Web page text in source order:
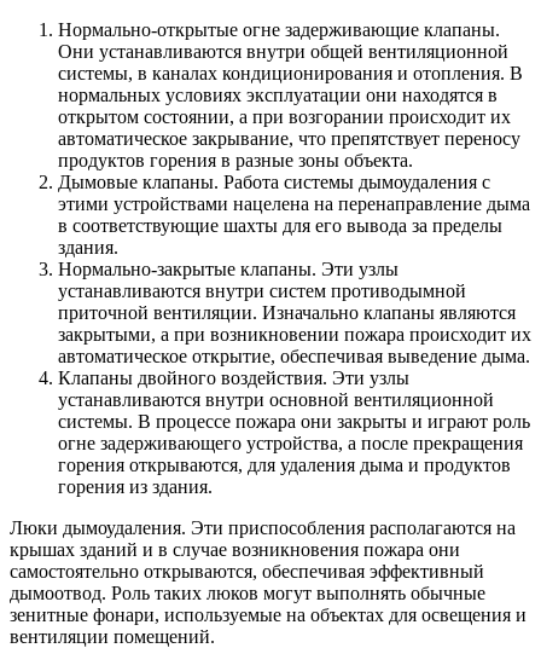
Нормально-открытые огне задерживающие клапаны.
Они устанавливаются внутри общей вентиляционной
системы, в каналах кондиционирования и отопления. В
нормальных условиях эксплуатации они находятся в
открытом состоянии, а при возгорании происходит их
автоматическое закрывание, что препятствует переносу
продуктов горения в разные зоны объекта.
Дымовые клапаны. Работа системы дымоудаления с
этими устройствами нацелена на перенаправление дыма
в соответствующие шахты для его вывода за пределы
здания.
Нормально-закрытые клапаны. Эти узлы
устанавливаются внутри систем противодымной
приточной вентиляции. Изначально клапаны являются
закрытыми, а при возникновении пожара происходит их
автоматическое открытие, обеспечивая выведение дыма.
Клапаны двойного воздействия. Эти узлы
устанавливаются внутри основной вентиляционной
системы. В процессе пожара они закрыты и играют роль
огне задерживающего устройства, а после прекращения
горения открываются, для удаления дыма и продуктов
горения из здания.
Люки дымоудаления. Эти приспособления располагаются на
крышах зданий и в случае возникновения пожара они
самостоятельно открываются, обеспечивая эффективный
дымоотвод. Роль таких люков могут выполнять обычные
зенитные фонари, используемые на объектах для освещения и
вентиляции помещений.